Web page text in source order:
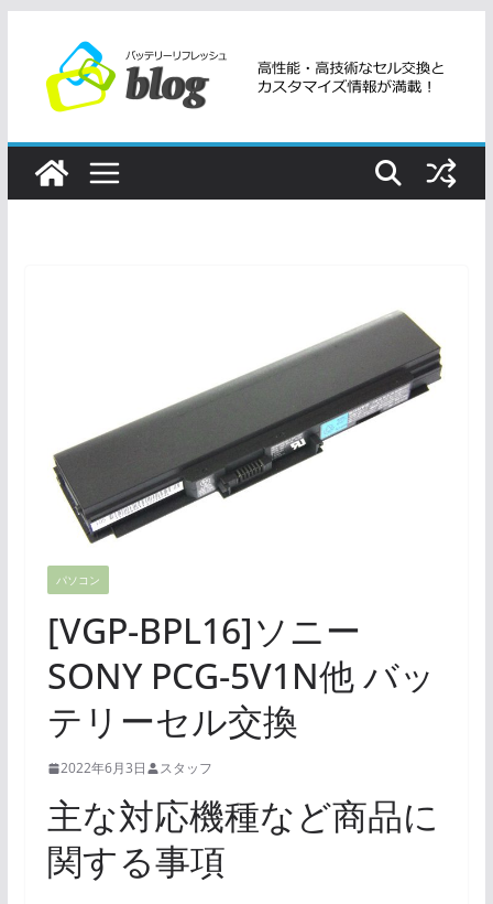
ツ
パソコン
[VGP-BPL16]ソニー
SONY PCG-5V1N他 バッ
テリーセル交換
2022年6月3日 スタッフ
主な対応機種など商品に
関する事項